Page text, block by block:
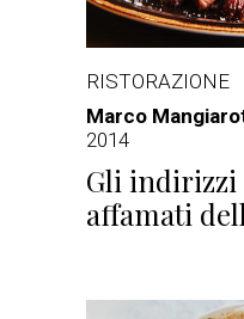
RISTORAZIONE
Marco
2014
Gli
affamati